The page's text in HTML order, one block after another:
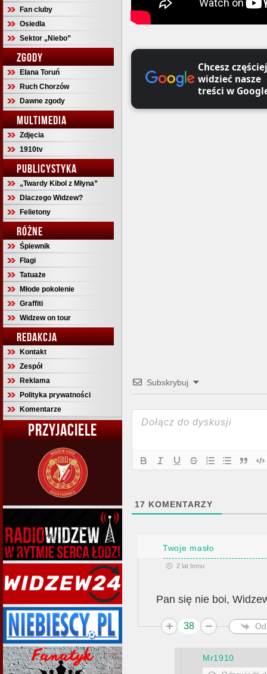
Fan cluby
Osiedla
Sektor „Niebo”
ZGODY
Elana Toruń
Ruch Chorzów
Dawne zgody
MULTIMEDIA
Zdjęcia
1910tv
PUBLICYSTYKA
„Twardy Kibol z Młyna”
Dlaczego Widzew?
Felietony
RÓŻNE
Śpiewnik
Flagi
Tatuaże
Młode pokolenie
Graffiti
Widzew on tour
REDAKCJA
Kontakt
Zespół
Reklama
Polityka prywatności
Komentarze
PRZYJACIELE
Chcesz częściej
widzieć nasze
treści w
Subskrybuj
17 KOMENTARZY
Twoje masło
2 lat temu
Pan się nie boi,
38
Mr1910